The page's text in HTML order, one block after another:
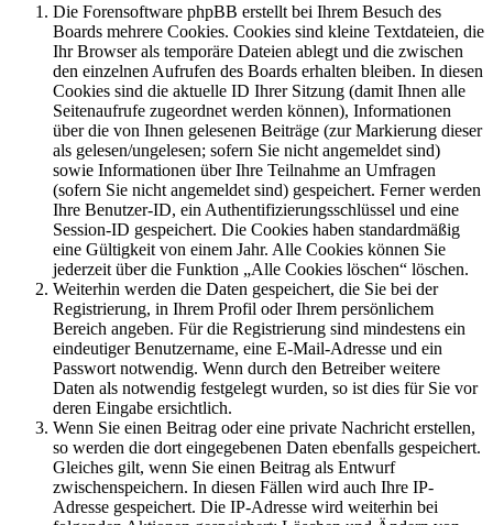
Die Forensoftware phpBB erstellt bei Ihrem Besuch des
Boards mehrere Cookies. Cookies sind kleine Textdateien, die
Ihr Browser als temporäre Dateien ablegt und die zwischen
den einzelnen Aufrufen des Boards erhalten bleiben. In diesen
Cookies sind die aktuelle ID Ihrer Sitzung (damit Ihnen alle
Seitenaufrufe zugeordnet werden können), Informationen
über die von Ihnen gelesenen Beiträge (zur Markierung dieser
als gelesen/ungelesen; sofern Sie nicht angemeldet sind)
sowie Informationen über Ihre Teilnahme an Umfragen
(sofern Sie nicht angemeldet sind) gespeichert. Ferner werden
Ihre Benutzer-ID, ein Authentifizierungsschlüssel und eine
Session-ID gespeichert. Die Cookies haben standardmäßig
eine Gültigkeit von einem Jahr. Alle Cookies können Sie
jederzeit über die Funktion „Alle Cookies löschen“ löschen.
Weiterhin werden die Daten gespeichert, die Sie bei der
Registrierung, in Ihrem Profil oder Ihrem persönlichem
Bereich angeben. Für die Registrierung sind mindestens ein
eindeutiger Benutzername, eine E-Mail-Adresse und ein
Passwort notwendig. Wenn durch den Betreiber weitere
Daten als notwendig festgelegt wurden, so ist dies für Sie vor
deren Eingabe ersichtlich.
Wenn Sie einen Beitrag oder eine private Nachricht erstellen,
so werden die dort eingegebenen Daten ebenfalls gespeichert.
Gleiches gilt, wenn Sie einen Beitrag als Entwurf
zwischenspeichern. In diesen Fällen wird auch Ihre IP-
Adresse gespeichert. Die IP-Adresse wird weiterhin bei